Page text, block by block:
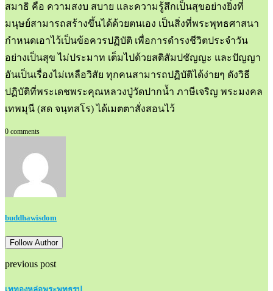
สมาธิ คือ ความสงบ สบาย และความรู้สึกเป็นสุขอย่างยิ่งที่
มนุษย์สามารถสร้างขึ้นได้ด้วยตนเอง เป็นสิ่งที่พระพุทธศาสนา
กำหนดเอาไว้เป็นข้อควรปฏิบัติ เพื่อการดำรงชีวิตประจำวัน
อย่างเป็นสุข ไม่ประมาท เต็มไปด้วยสติสัมปชัญญะ และปัญญา
อันเป็นเรื่องไม่เหลือวิสัย ทุกคนสามารถปฏิบัติได้ง่ายๆ ดังวิธี
ปฏิบัติที่พระเดชพระคุณหลวงปู่วัดปากน้ำ ภาษีเจริญ พระมงคล
เทพมุนี (สด จนฺทสโร) ได้เมตตาสั่งสอนไว้
0 comments
buddhawisdom
Follow Author
previous post